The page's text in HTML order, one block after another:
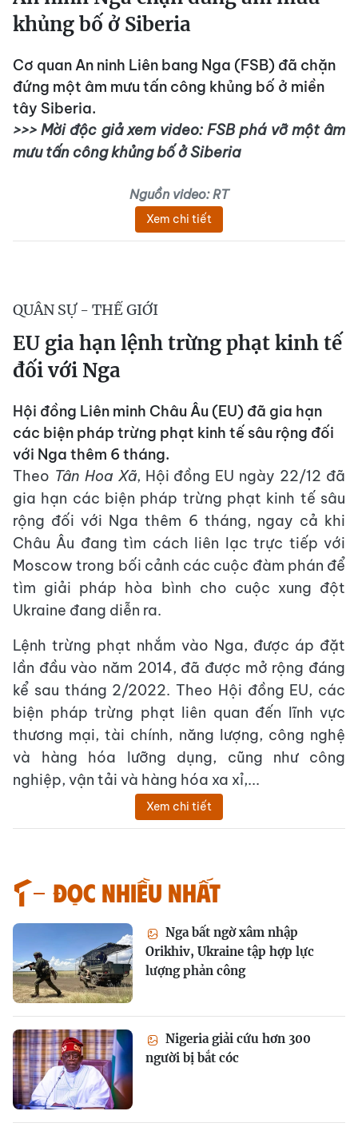
khủng bố ở Siberia
Cơ quan An ninh Liên bang Nga (FSB) đã chặn
đứng một âm mưu tấn công khủng bố ở miền
tây Siberia.
>>> Mời độc giả xem video: FSB phá vỡ một âm
mưu tấn công khủng bố ở Siberia
Nguồn video: RT
Xem chi tiết
QUÂN SỰ - THẾ GIỚI
EU gia hạn lệnh trừng phạt kinh tế
đối với Nga
Hội đồng Liên minh Châu Âu (EU) đã gia hạn
các biện pháp trừng phạt kinh tế sâu rộng đối
với Nga thêm 6 tháng.
Theo Tân Hoa Xã, Hội đồng EU ngày 22/12 đã
gia hạn các biện pháp trừng phạt kinh tế sâu
rộng đối với Nga thêm 6 tháng, ngay cả khi
Châu Âu đang tìm cách liên lạc trực tiếp với
Moscow trong bối cảnh các cuộc đàm phán để
tìm giải pháp hòa bình cho cuộc xung đột
Ukraine đang diễn ra.
Lệnh trừng phạt nhắm vào Nga, được áp đặt
lần đầu vào năm 2014, đã được mở rộng đáng
kể sau tháng 2/2022. Theo Hội đồng EU, các
biện pháp trừng phạt liên quan đến lĩnh vực
thương mại, tài chính, năng lượng, công nghệ
và hàng hóa lưỡng dụng, cũng như công
nghiệp, vận tải và hàng hóa xa xỉ,...
Xem chi tiết
Đọc nhiều nhất
Nga bất ngờ xâm nhập
Orikhiv, Ukraine tập hợp lực
lượng phản công
Nigeria giải cứu hơn 300
người bị bắt cóc